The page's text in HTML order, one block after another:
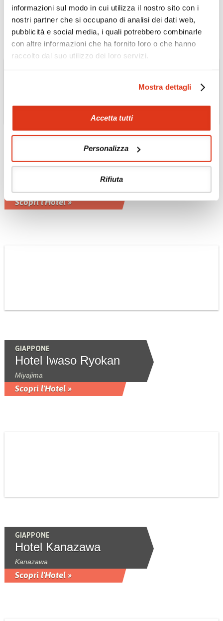
informazioni sul modo in cui utilizza il nostro sito con i
nostri partner che si occupano di analisi dei dati web,
pubblicità e social media, i quali potrebbero combinarle
con altre informazioni che ha fornito loro o che hanno
raccolto dal suo utilizzo dei loro servizi.
Mostra dettagli
Accetta tutti
Personalizza
Rifiuta
Scopri l'Hotel »
GIAPPONE
Hotel Granvia 4*
Scopri l'Hotel »
GIAPPONE
Hotel Iwaso Ryokan
Miyajima
Scopri l'Hotel »
GIAPPONE
Hotel Kanazawa
Kanazawa
Scopri l'Hotel »